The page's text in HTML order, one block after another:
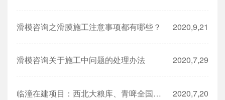
滑模咨询之滑膜施工注意事项都有哪些？ 2020,9,21
滑模咨询关于施工中问题的处理办法 2020,7,29
临潼在建项目：西北大粮库、青啤全国第四大工厂、中国标准工业集团新厂区 2020,7,20